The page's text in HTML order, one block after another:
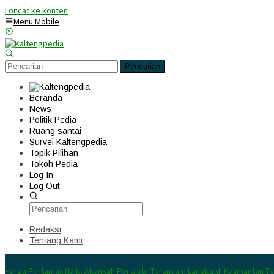
Loncat ke konten
Menu Mobile
Pencarian
Beranda
News
Politik Pedia
Ruang santai
Survei Kaltengpedia
Topik Pilihan
Tokoh Pedia
Log In
Log Out
Redaksi
Tentang Kami
Harga Pertamax Naik, Akankah Pertalite Terancam Langka di Kalimantan